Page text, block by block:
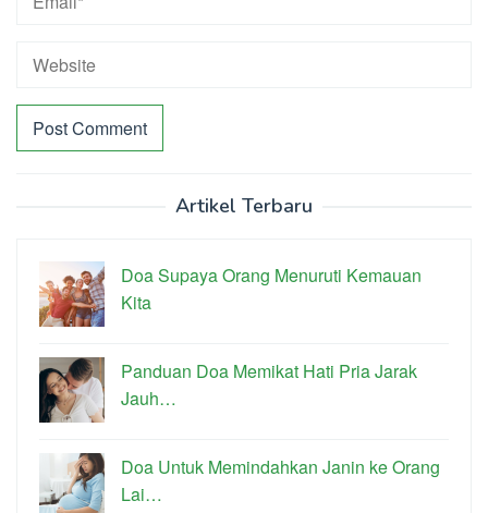
Artikel Terbaru
Doa Supaya Orang Menuruti Kemauan
Kita
Panduan Doa Memikat Hati Pria Jarak
Jauh…
Doa Untuk Memindahkan Janin ke Orang
Lai…